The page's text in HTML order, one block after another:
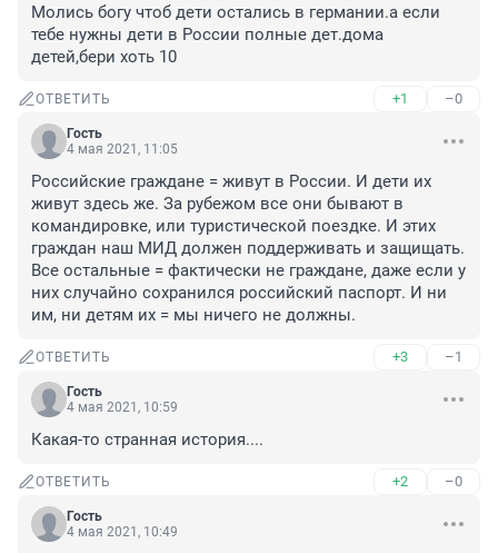
Молись богу чтоб дети остались в германии.а если
тебе нужны дети в России полные дет.дома
детей,бери хоть 10
ОТВЕТИТЬ +1 –0
Гость
4 мая 2021, 11:05
Российские граждане = живут в России. И дети их
живут здесь же. За рубежом все они бывают в
командировке, или туристической поездке. И этих
граждан наш МИД должен поддерживать и защищать.
Все остальные = фактически не граждане, даже если у
них случайно сохранился российский паспорт. И ни
им, ни детям их = мы ничего не должны.
ОТВЕТИТЬ +3 –1
Гость
4 мая 2021, 10:59
Какая-то странная история....
ОТВЕТИТЬ +2 –0
Гость
4 мая 2021, 10:49